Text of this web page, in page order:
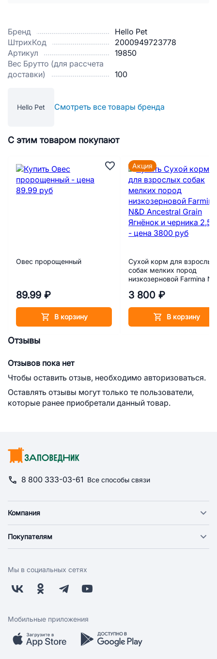
Бренд
Hello Pet
ШтрихКод
2000949723778
Артикул
19850
Вес Брутто (для рассчета
доставки)
100
Hello Pet Смотреть все товары бренда
С этим товаром покупают
Овес пророщенный
89.99 ₽
В корзину
Сухой корм для взрослых
собак мелких пород
низкозерновой Farmina
черника 2,5 кг
3 800 ₽
В корзину
Акция
Отзывы
Отзывов пока нет
Чтобы оставить отзыв, необходимо авторизоваться.
Оставлять отзывы могут только те пользователи,
которые ранее приобретали данный товар.
8 800 333-03-61 Все способы связи
Компания
Новости
Поставщикам
Заводчикам
Обратная связь
Покупателям
Оплата
Бонусная программа
Скидки и акции
Мобильное приложение
Мы в социальных сетях
Мобильные приложения